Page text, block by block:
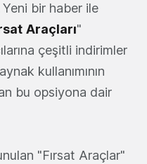
Yeni bir haber ile
Araçları"
çeşitli indirimler
kullanımının
bu opsiyona dair
"Fırsat Araçlar"